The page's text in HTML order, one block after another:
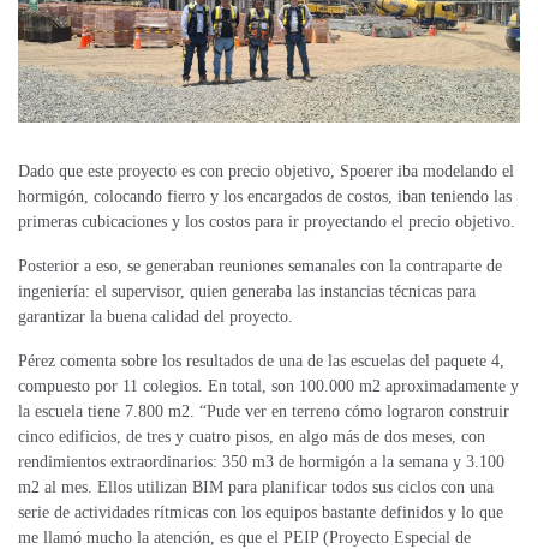
Dado que este proyecto es con precio objetivo, Spoerer iba modelando el
hormigón, colocando fierro y los encargados de costos, iban teniendo las
primeras cubicaciones y los costos para ir proyectando el precio objetivo.
Posterior a eso, se generaban reuniones semanales con la contraparte de
ingeniería: el supervisor, quien generaba las instancias técnicas para
garantizar la buena calidad del proyecto.
Pérez comenta sobre los resultados de una de las escuelas del paquete 4,
compuesto por 11 colegios. En total, son 100.000 m2 aproximadamente y
la escuela tiene 7.800 m2. “Pude ver en terreno cómo lograron construir
cinco edificios, de tres y cuatro pisos, en algo más de dos meses, con
rendimientos extraordinarios: 350 m3 de hormigón a la semana y 3.100
m2 al mes. Ellos utilizan BIM para planificar todos sus ciclos con una
serie de actividades rítmicas con los equipos bastante definidos y lo que
me llamó mucho la atención, es que el PEIP (Proyecto Especial de